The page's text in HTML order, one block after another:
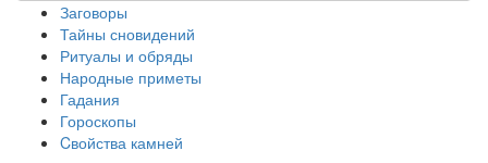
Заговоры
Тайны сновидений
Ритуалы и обряды
Народные приметы
Гадания
Гороскопы
Cвойства камней